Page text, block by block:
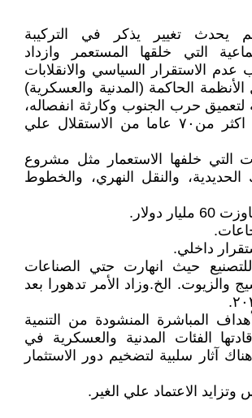
يحدث تغيير يذكر في التركيبة
التي خلقها المستعمر وازداد
الاستقرار السياسي والانقلابات
الحاكمة (المدنية والعسكرية)
لتعميق حرب الجنوب وكارثة انفصاله،
وكان الحصاد بعد اكثر من٧٠ عاما من الاستقلال علي
التي خلفها الاستعمار مثل مشروع
الحديدية، والنقل النهري، والخطوط
دولار.
داخلي.
حيث انهارت حتي الصناعات
والزيوت. الخ.وزاد الأمر تدهورا بعد
المباشرة المنشودة من التنمية
الفئات المدنية والعسكرية في
آثار سلبية لتضخيم دور الاستثمار
وتزايد الاعتماد علي الغير.